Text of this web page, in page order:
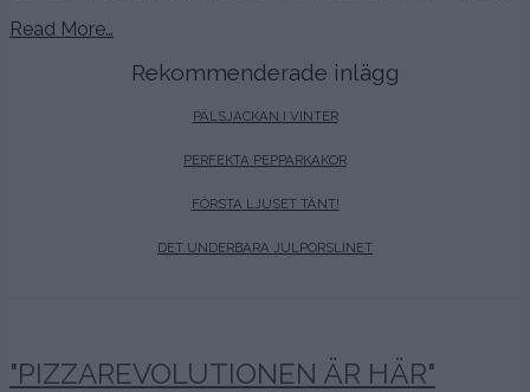
Read More…
Rekommenderade inlägg
PÄLSJACKAN I VINTER
PERFEKTA PEPPARKAKOR
FÖRSTA LJUSET TÄNT!
DET UNDERBARA JULPORSLINET
"PIZZAREVOLUTIONEN ÄR HÄR"